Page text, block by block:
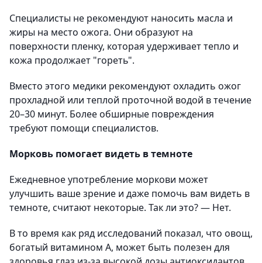
Специалисты не рекомендуют наносить масла и
жиры на место ожога. Они образуют на
поверхности пленку, которая удерживает тепло и
кожа продолжает "гореть".
Вместо этого медики рекомендуют охладить ожог
прохладной или теплой проточной водой в течение
20–30 минут. Более обширные повреждения
требуют помощи специалистов.
Морковь помогает видеть в темноте
Ежедневное употребление моркови может
улучшить ваше зрение и даже помочь вам видеть в
темноте, считают некоторые. Так ли это? — Нет.
В то время как ряд исследований показал, что овощ,
богатый витамином А, может быть полезен для